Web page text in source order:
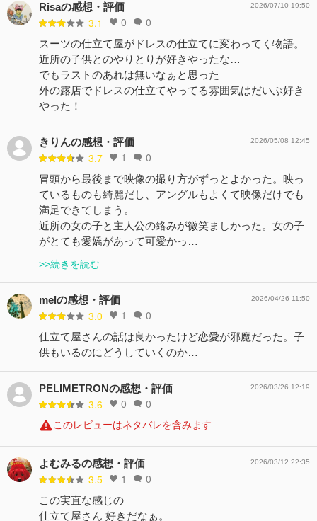
Risaの感想・評価
3.1 0 0
2026/07/10 19:50
スーツの仕立て屋がドレスの仕立てに変わってく物語。
近所の子供とのやりとりが好きやったな…
でもラストのあれは無いなぁと思った
外の露店でドレスの仕立てやってる雰囲気はだいぶ好き
やった！
きりんの感想・評価
3.7 1 0
2026/05/08 12:45
冒頭から最後まで映像の撮り方がずっとよかった。映っ
ているものも綺麗だし、アングルもよくて映像だけでも
満足できてしまう。
近所の女の子と主人公の絡みが微笑ましかった。女の子
がとても愛嬌があって可愛かっ…
>>続きを読む
melの感想・評価
3.0 1 0
2026/04/26 11:50
仕立て屋さんの話は良かったけど恋愛が邪魔だった。子
供もいるのにどうしていくのか…
PELIMETRONの感想・評価
3.6 0 0
2026/03/26 12:19
このレビューはネタバレを含みます
よむみるの感想・評価
3.5 1 0
2026/03/12 22:35
この実直な感じの
仕立て屋さん 好きだなぁ。